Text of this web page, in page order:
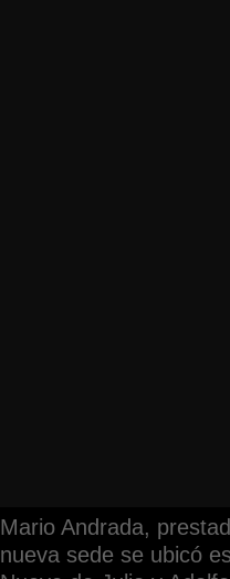
Mario Andrada,
nueva sede se ubicó